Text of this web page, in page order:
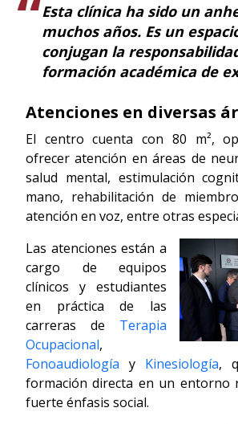
Esta clínica ha sido un
muchos años. Es un
conjugan la
formación académica de
Atenciones en diversas
El centro cuenta con 80 m²,
ofrecer atención en áreas de
salud mental, estimulación
mano, rehabilitación de
atención en voz, entre otras
Las atenciones están a
cargo de equipos
clínicos y estudiantes
en práctica de las
carreras de Terapia
Ocupacional,
Fonoaudiología y Kinesiología,
formación directa en un entorno
fuerte énfasis social.